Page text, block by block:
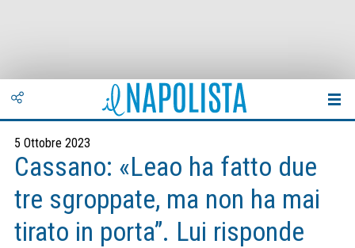
5 Ottobre 2023
Cassano: «Leao ha fatto due
tre sgroppate, ma non ha mai
tirato in porta”. Lui risponde